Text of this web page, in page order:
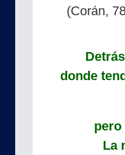
(Corán,
donde
pero
La